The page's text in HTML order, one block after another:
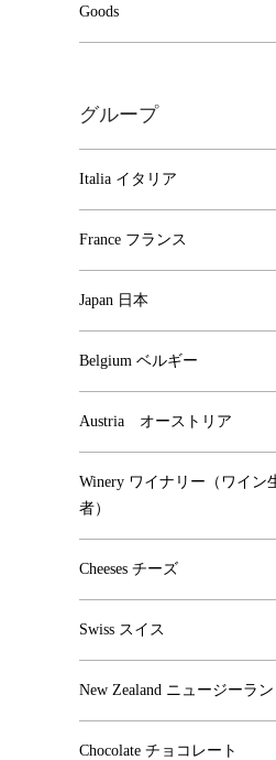
Goods
グループ
Italia イタリア
France フランス
Japan 日本
Belgium ベルギー
Austria オーストリア
Winery ワイナリー（ワイン
者）
Cheeses チーズ
Swiss スイス
New Zealand ニュージーラン
Chocolate チョコレート